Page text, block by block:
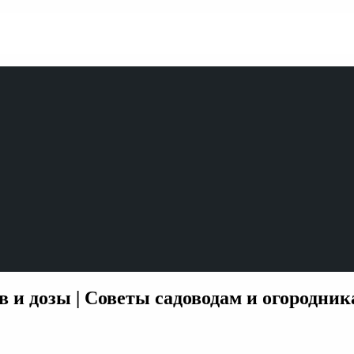
дозы | Советы садоводам и